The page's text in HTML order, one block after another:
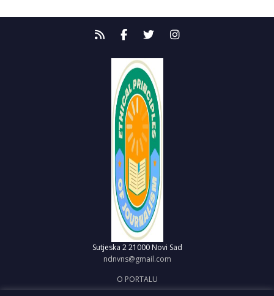
Sutjeska 2 21000 Novi Sad
ndnvns@gmail.com
O PORTALU